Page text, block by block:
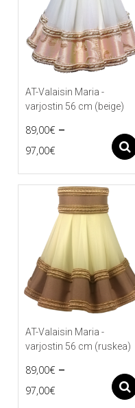
tehdä
valinnat
tuotteen
sivulla.
AT-Valaisin Maria -
varjostin 56 cm (beige)
89,00€ –
97,00€Price
range:
89,00€
through
97,00€
tuotteella
useampi
muunnelma.
tehdä
valinnat
tuotteen
sivulla.
AT-Valaisin Maria -
varjostin 56 cm (ruskea)
89,00€ –
97,00€Price